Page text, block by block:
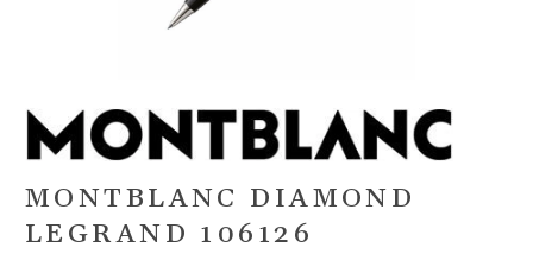
MONTBLANC DIAMOND
LEGRAND 106126